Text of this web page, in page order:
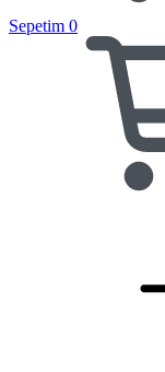
Sepetim 0